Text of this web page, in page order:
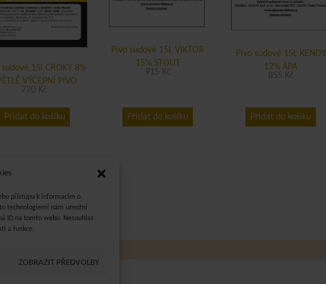
přístupu k informacím o
technologiemi nám umožní
ID na tomto webu. Nesouhlas
a funkce.
ZOBRAZIT PŘEDVOLBY
sudové 15l CROKY 8%
VÝČEPNÍ PIVO
720 Kč
Přidat do košíku
Pivo sudové 15L VIKTOR
15% STOUT
915 Kč
Přidat do košíku
Pivo sudové 15L KENDY
12% APA
855 Kč
Přidat do košíku